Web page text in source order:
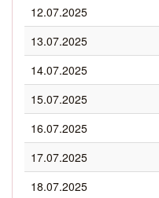
12.07.2025
13.07.2025
14.07.2025
15.07.2025
16.07.2025
17.07.2025
18.07.2025